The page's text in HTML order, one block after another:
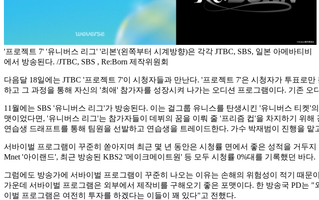
'프로젝트 7' '유니버스 리그' '리본'(왼쪽부터 시계방향)은 각각 JTBC, SBS, 일본 아메바티비
에서 방송된다. /JTBC, SBS , Re:Born 제작위원회
다음달 18일에는 JTBC '프로젝트 7'이 시청자들과 만난다. '프로젝트 7'은 시청자가 투표로
하고 그 과정을 통해 자신의 '최애' 참가자를 성장시켜 나가는 오디션 프로그램이다. 기존
11월에는 SBS '유니버스 리그'가 방송된다. 이는 걸그룹 유니스를 탄생시킨 '유니버스 티
맷이었다면, '유니버스 리그'는 참가자들이 데뷔의 꿈을 이뤄 줄 '프리즘 컵'을 차지하기 위
연습생 드래프트를 통해 팀원을 선발하고 연습생을 트레이드한다. 가수 박재범이 진행을
서바이벌 프로그램이 꾸준히 쏟아지며 최근 몇 년 동안은 시청률 면에서 좋은 성적을 거두
Mnet '아이랜드', 최근 방송된 KBS2 '메이크메이트원' 등 모두 시청률 0%대를 기록했던 바다.
그럼에도 방송가에 서바이벌 프로그램이 꾸준히 나오는 이유는 손해의 위험성이 적기 때
가운데 서바이벌 프로그램은 외부에서 제작비를 구해오기 좋은 포맷이다. 한 방송국 PD는
이벌 프로그램은 여전히 투자를 하겠다는 이들이 꽤 있다"고 전했다.